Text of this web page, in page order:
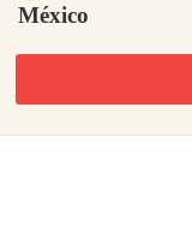
México